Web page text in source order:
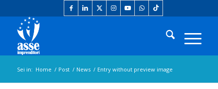
Sei in: Home / Post / News / Entry without preview image